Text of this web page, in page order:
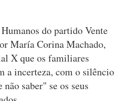
do partido Vente
María Corina Machado,
X que os familiares
a incerteza, com o silêncio
saber" se os seus